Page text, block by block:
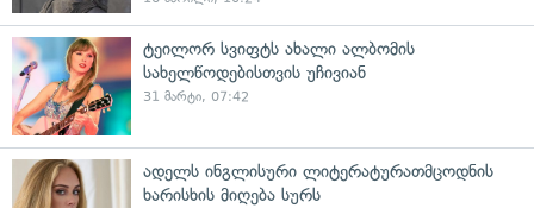
ტეილორ სვიფტს ახალი ალბომის
სახელწოდებისთვის უჩივიან
31 მარტი, 07:42
ადელს ინგლისური ლიტერატურათმცოდნის
ხარისხის მიღება სურს